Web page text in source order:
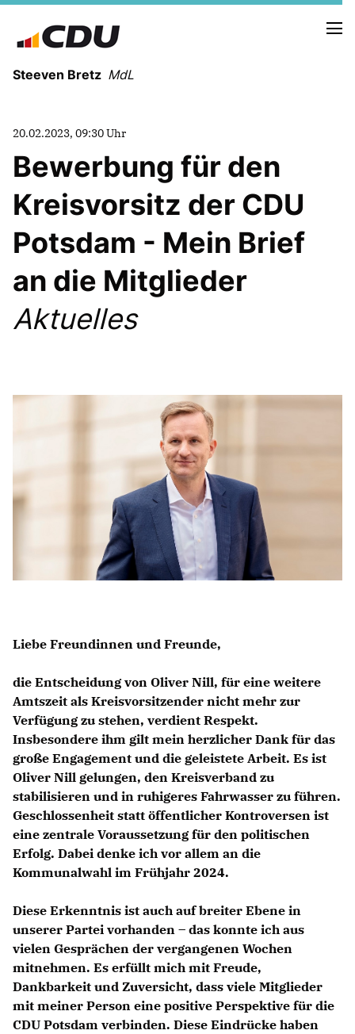
Steeven Bretz MdL
VITA
WAHLKREISBESUCHE
PRESSEFOTOS
MEIN BÜRGERBÜRO
CDU Deutschland
CDU Fraktion im Brandenburger Landtag
CDU Brandenburg
CDU Potsdam
20.02.2023, 09:30 Uhr
Bewerbung für den
Kreisvorsitz der CDU
Potsdam - Mein Brief
an die Mitglieder
Aktuelles
Liebe Freundinnen und Freunde,
die Entscheidung von Oliver Nill, für eine weitere
Amtszeit als Kreisvorsitzender nicht mehr zur
Verfügung zu stehen, verdient Respekt.
Insbesondere ihm gilt mein herzlicher Dank für das
große Engagement und die geleistete Arbeit. Es ist
Oliver Nill gelungen, den Kreisverband zu
stabilisieren und in ruhigeres Fahrwasser zu führen.
Geschlossenheit statt öffentlicher Kontroversen ist
eine zentrale Voraussetzung für den politischen
Erfolg. Dabei denke ich vor allem an die
Kommunalwahl im Frühjahr 2024.
Diese Erkenntnis ist auch auf breiter Ebene in
unserer Partei vorhanden – das konnte ich aus
vielen Gesprächen der vergangenen Wochen
mitnehmen. Es erfüllt mich mit Freude,
Dankbarkeit und Zuversicht, dass viele Mitglieder
mit meiner Person eine positive Perspektive für die
CDU Potsdam verbinden. Diese Eindrücke haben